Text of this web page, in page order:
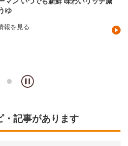
ゆ
報を見る
・記事があります